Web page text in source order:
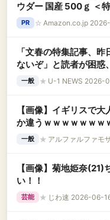
ウダー 国産 500ｇ ＜
製 食物繊維豊富
PR ☆ Amazon.co.jp
「文春の特集記事、
ないぞ」と読者が困惑
ら……
一般 ★ U-1 NEWS 2026-
【画像】イギリスで
か違うｗｗｗｗｗｗｗ
一般 ★ アルファルファモ
【画像】菊地姫奈
い！！
芸能 ★ じわ速 2026-06-